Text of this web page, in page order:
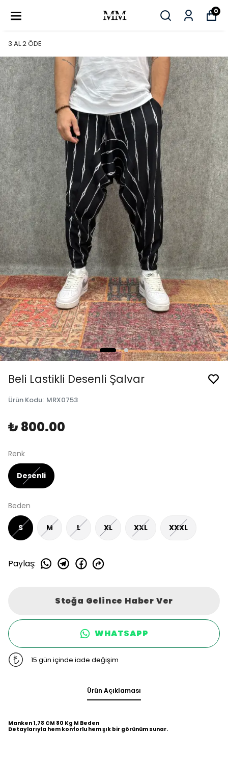
0
3 AL 2 ÖDE
Beli Lastikli Desenli Şalvar
Ürün Kodu: MRX0753
₺ 800.00
Renk
Desenli
Beden
S M L XL XXL XXXL
Paylaş:
Stoğa Gelince Haber Ver
WHATSAPP
15 gün içinde iade değişim
Ürün Açıklaması
Manken 1,78 CM 80 Kg M Beden
Detaylarıyla hem konforlu hem şık bir görünüm sunar.